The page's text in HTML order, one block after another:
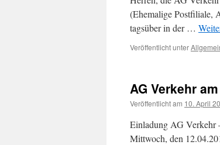
(Ehemalige Postfiliale,
tagsüber in der …
Veröffentlicht unter
AG Verkehr
Veröffentlicht am 10. April
Einladung AG Verkehr
Mittwoch, den